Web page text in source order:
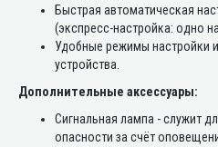
Быстрая автоматическая
(экспресс-настройка: одно
Удобные режимы настройки
устройства.
Дополнительные аксессуары:
Сигнальная лампа - служит
опасности за счёт